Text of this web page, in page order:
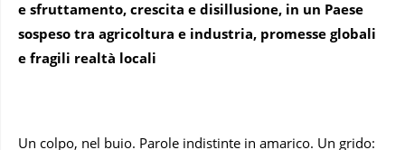
e sfruttamento, crescita e disillusione, in un Paese
sospeso tra agricoltura e industria, promesse globali
e fragili realtà locali
Un colpo, nel buio. Parole indistinte in amarico. Un grido: